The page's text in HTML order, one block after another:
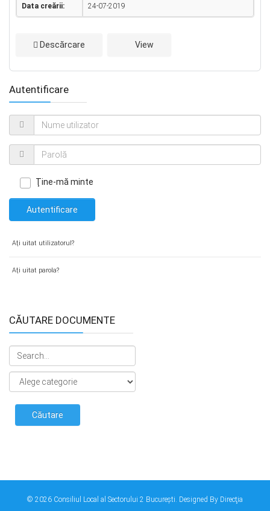
Data creării: 24-07-2019
Descărcare View
Autentificare
Ţine-mă minte
Autentificare
Aţi uitat utilizatorul?
Aţi uitat parola?
CĂUTARE DOCUMENTE
© 2026 Consiliul Local al Sectorului 2 București. Designed By Direcţia